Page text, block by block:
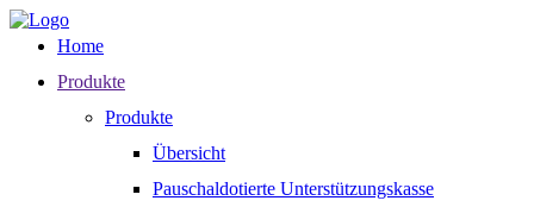
Home
Produkte
Produkte
Übersicht
Pauschaldotierte Unterstützungskasse